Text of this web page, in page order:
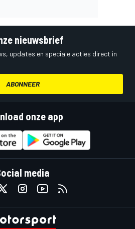
nieuwsbrief
updates en speciale acties direct in
ABONNEER
onze app
media